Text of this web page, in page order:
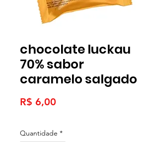
chocolate luckau
70% sabor
caramelo salgado
R$ 6,00
Quantidade *